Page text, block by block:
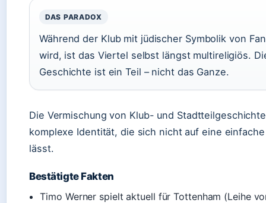
DAS PARADOX
Während der Klub mit jüdischer Symbolik von
wird, ist das Viertel selbst längst multireligiös.
Geschichte ist ein Teil – nicht das Ganze.
Die Vermischung von Klub- und
komplexe Identität, die sich nicht auf eine
lässt.
Bestätigte Fakten
Timo Werner spielt aktuell für Tottenham (Leihe